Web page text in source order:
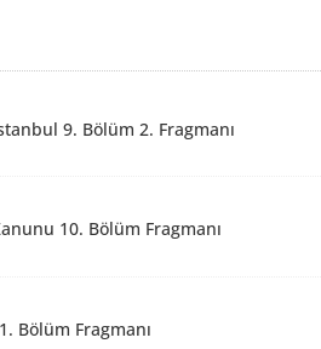
9. Bölüm 2. Fragmanı
10. Bölüm Fragmanı
Bölüm Fragmanı